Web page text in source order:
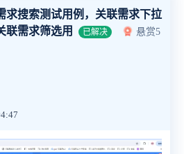
求搜索测试用例，关联需求下拉
联需求筛选用
已解决
悬赏5